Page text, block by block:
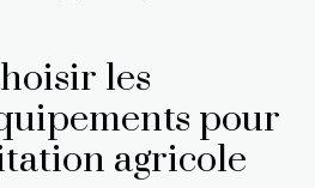
les
pour
agricole